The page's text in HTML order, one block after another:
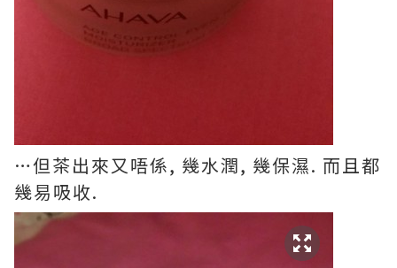
…但茶出來又唔係, 幾水潤, 幾保濕. 而且都
幾易吸收.